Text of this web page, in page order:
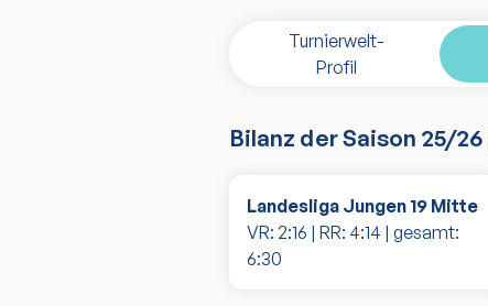
Turnierwelt-
Profil
Bilanz der Saison 25/26
Landesliga Jungen 19 Mitte
VR: 2:16 | RR: 4:14 | gesamt:
6:30